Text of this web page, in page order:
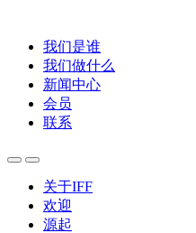
我们是谁
我们做什么
新闻中心
会员
联系
关于IFF
欢迎
源起